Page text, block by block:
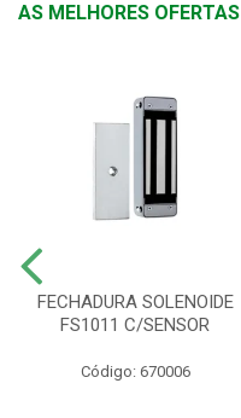
AS MELHORES OFERTAS
FECHADURA SOLENOIDE
FS1011 C/SENSOR
Código: 670006